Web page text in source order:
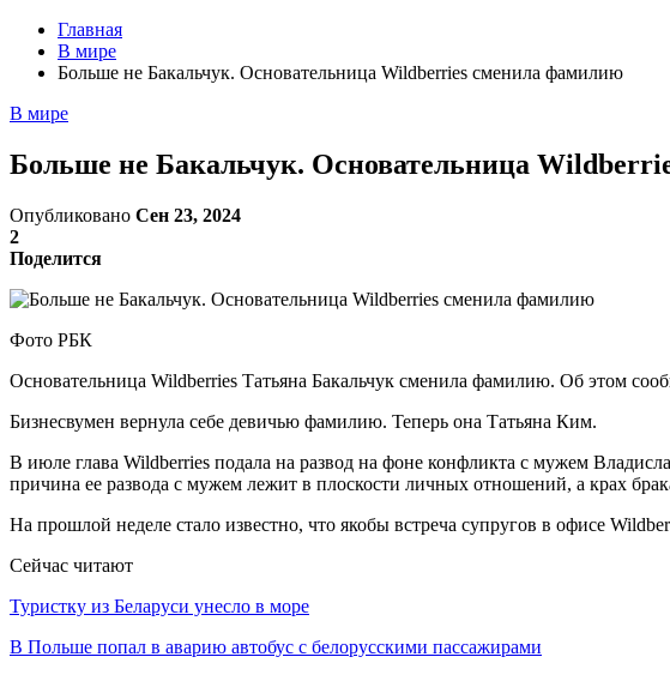
Главная
В мире
Больше не Бакальчук. Основательница Wildberries сменила фамилию
В мире
Больше не Бакальчук. Основательница
Опубликовано Сен 23, 2024
2
Поделится
Фото РБК
Основательница Wildberries Татьяна Бакальчук сменила фамилию. Об этом
Бизнесвумен вернула себе девичью фамилию. Теперь она Татьяна Ким.
В июле глава Wildberries подала на развод на фоне конфликта с мужем
причина ее развода с мужем лежит в плоскости личных отношений, а крах
На прошлой неделе стало известно, что якобы встреча супругов в офисе
Сейчас читают
Туристку из Беларуси унесло в море
В Польше попал в аварию автобус с белорусскими пассажирами